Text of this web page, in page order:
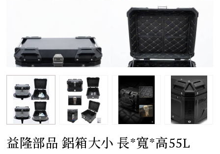
益隆部品 鋁箱大小 長*寬*高55L